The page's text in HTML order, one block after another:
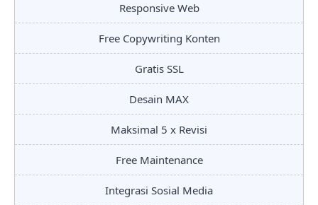
Responsive Web
Free Copywriting Konten
Gratis SSL
Desain MAX
Maksimal 5 x Revisi
Free Maintenance
Integrasi Sosial Media